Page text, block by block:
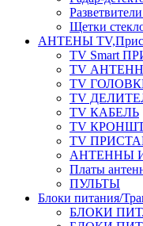
Щетки
АНТЕНЫ
TV Smart
TV
TV
TV
TV КАБЕЛЬ
TV
TV
АНТЕННЫ
Платы
ПУЛЬТЫ
Блоки питания/
БЛОКИ